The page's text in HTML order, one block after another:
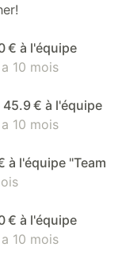
€ à l'équipe
10 mois
€ à l'équipe
10 mois
à l'équipe "Team
€ à l'équipe
10 mois